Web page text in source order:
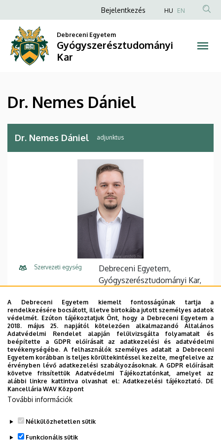
Nemes
Dániel
Gyógyszerésztudományi
Kar
a
tartalomra
Anonim
fiók
menüje
Bejelentkezés HU EN
Debreceni Egyetem
Gyógyszerésztudományi
Kar
Dr. Nemes Dániel
Dr. Nemes Dániel adjunktus
Szervezeti egység
Debreceni Egyetem,
Gyógyszerésztudományi Kar,
Tanszék
Központi telefonszám +36 52 512 900 58442
E-mail cím
nemes.daniel@pharm.unideb.
hu
Cím
4002 Debrecen Rex Ferenc
utca 1.
Weboldal
A Debreceni Egyetem kiemelt fontosságúnak tartja a
rendelkezésére bocsátott, illetve birtokába jutott személyes adatok
védelmét. Ezúton tájékoztatjuk Önt, hogy a Debreceni Egyetem a
2018. május 25. napjától kötelezően alkalmazandó Általános
Adatvédelmi Rendelet alapján felülvizsgálta folyamatait és
beépítette a GDPR előírásait az adatkezelési és adatvédelmi
tevékenységébe. A felhasználók személyes adatait a Debreceni
Egyetem korábban is teljes körültekintéssel kezelte, megfelelve az
érvényben lévő adatkezelési szabályozásoknak. A GDPR előírásait
követve frissítettük Adatvédelmi Tájékoztatónkat, amelyet az
alábbi linkre kattintva olvashat el:Adatkezelési tájékoztató. DE
Kancellária WAV Központ
További információk
Nélkülözhetetlen sütik
Funkcionális sütik